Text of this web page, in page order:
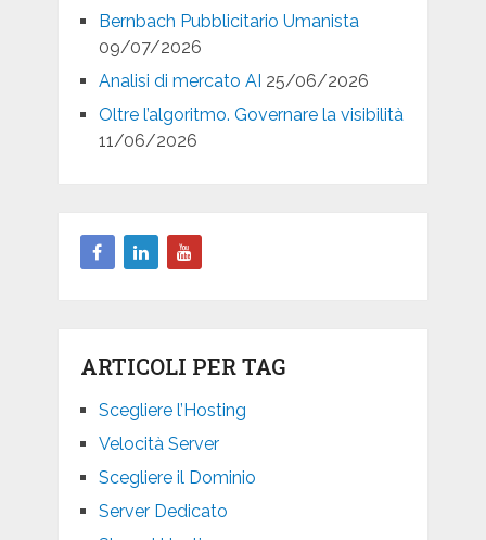
Bernbach Pubblicitario Umanista
09/07/2026
Analisi di mercato AI 25/06/2026
Oltre l’algoritmo. Governare la visibilità
11/06/2026
ARTICOLI PER TAG
Scegliere l’Hosting
Velocità Server
Scegliere il Dominio
Server Dedicato